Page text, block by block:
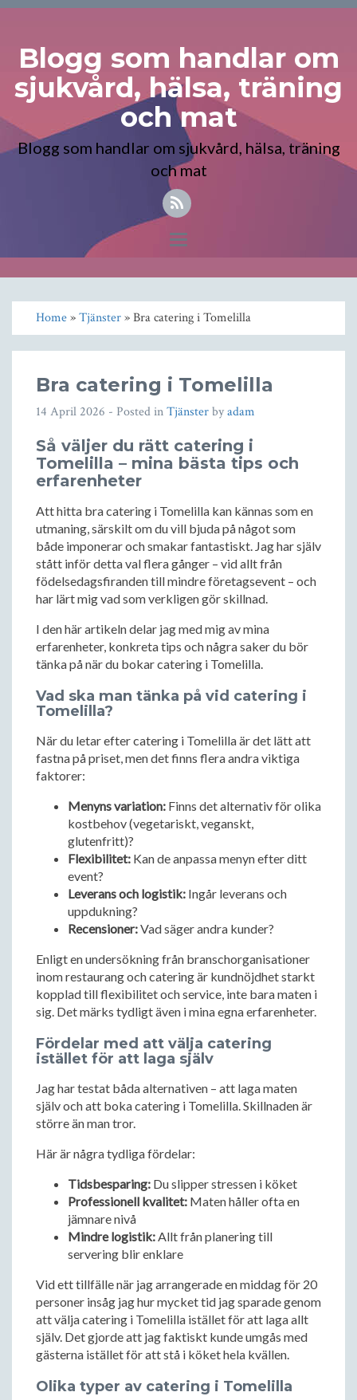
Blogg som handlar om
sjukvård, hälsa, träning
och mat
Blogg som handlar om sjukvård, hälsa, träning
och mat
Toggle
Home»Tjänster» Bra catering i Tomelilla
Bra catering i Tomelilla
14 April 2026 - Posted inTjänsterbyadam
Så väljer du rätt catering i
Tomelilla – mina bästa tips och
erfarenheter
Att hitta bra catering i Tomelilla kan kännas som en
utmaning, särskilt om du vill bjuda på något som
både imponerar och smakar fantastiskt. Jag har själv
stått inför detta val flera gånger – vid allt från
födelsedagsfiranden till mindre företagsevent – och
har lärt mig vad som verkligen gör skillnad.
I den här artikeln delar jag med mig av mina
erfarenheter, konkreta tips och några saker du bör
tänka på när du bokar catering i Tomelilla.
Vad ska man tänka på vid catering i
Tomelilla?
När du letar efter catering i Tomelilla är det lätt att
fastna på priset, men det finns flera andra viktiga
faktorer:
Menyns variation: Finns det alternativ för olika
kostbehov (vegetariskt, veganskt,
glutenfritt)?
Flexibilitet: Kan de anpassa menyn efter ditt
event?
Leverans och logistik: Ingår leverans och
uppdukning?
Recensioner:Vad säger andra kunder?
Enligt en undersökning från branschorganisationer
inom restaurang och catering är kundnöjdhet starkt
kopplad till flexibilitet och service, inte bara maten i
sig. Det märks tydligt även i mina egna erfarenheter.
Fördelar med att välja catering
istället för att laga själv
Jag har testat båda alternativen – att laga maten
själv och att boka catering i Tomelilla. Skillnaden är
större än man tror.
Här är några tydliga fördelar:
Tidsbesparing: Du slipper stressen i köket
Professionell kvalitet: Maten håller ofta en
jämnare nivå
Mindre logistik:Allt från planering till
servering blir enklare
Vid ett tillfälle när jag arrangerade en middag för 20
personer insåg jag hur mycket tid jag sparade genom
att välja catering i Tomelilla istället för att laga allt
själv. Det gjorde att jag faktiskt kunde umgås med
gästerna istället för att stå i köket hela kvällen.
Olika typer av catering i Tomelilla